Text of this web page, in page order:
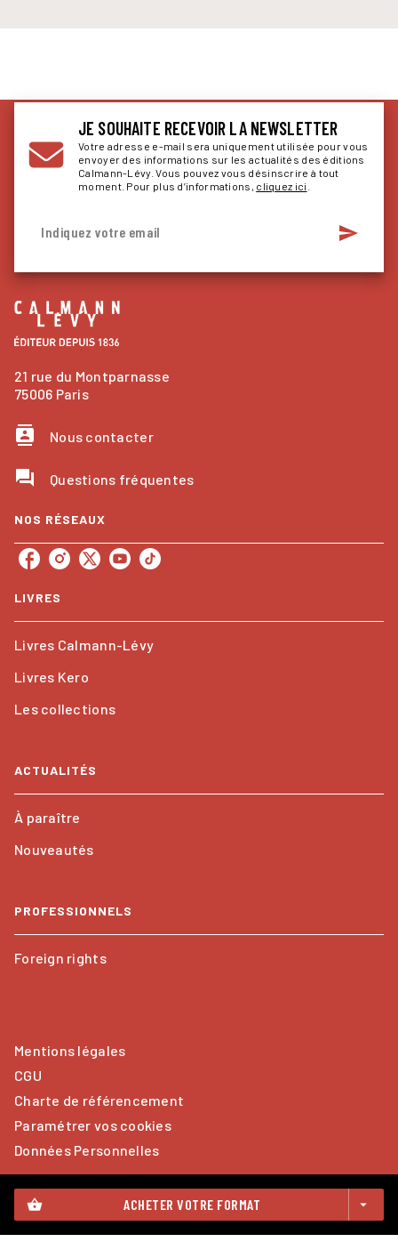
shopping_basket ACHETER VOTRE FORMAT arrow_drop_down
JE SOUHAITE RECEVOIR LA NEWSLETTER
Votre adresse e-mail sera uniquement utilisée pour vous
envoyer des informations sur les actualités des éditions
Calmann-Lévy. Vous pouvez vous désinscrire à tout
moment. Pour plus d’informations, cliquez ici
Indiquez votre email send
21 rue du Montparnasse
75006 Paris
contacts Nous contacter
question_answer Questions fréquentes
NOS RÉSEAUX
LIVRES
Livres Calmann-Lévy
Livres Kero
Les collections
ACTUALITÉS
À paraître
Nouveautés
PROFESSIONNELS
Foreign rights
Mentions légales
CGU
Charte de référencement
Paramétrer vos cookies
Données Personnelles